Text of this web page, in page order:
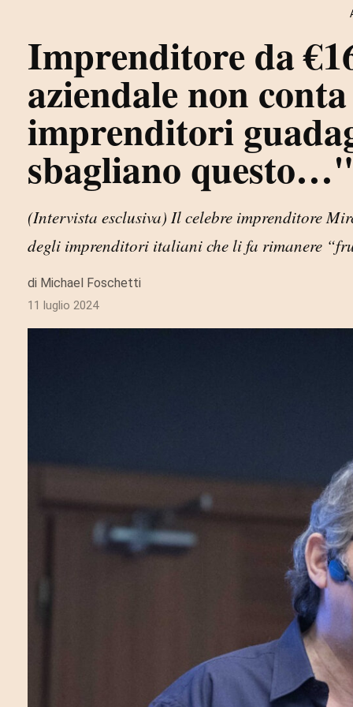
Imprenditore da
aziendale non
imprenditori
sbagliano
(Intervista esclusiva) Il celebre imprenditore
degli imprenditori italiani che li fa rimanere
di Michael Foschetti
11 luglio 2024